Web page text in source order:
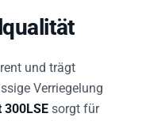
und trägt
Verriegelung
300LSE sorgt für